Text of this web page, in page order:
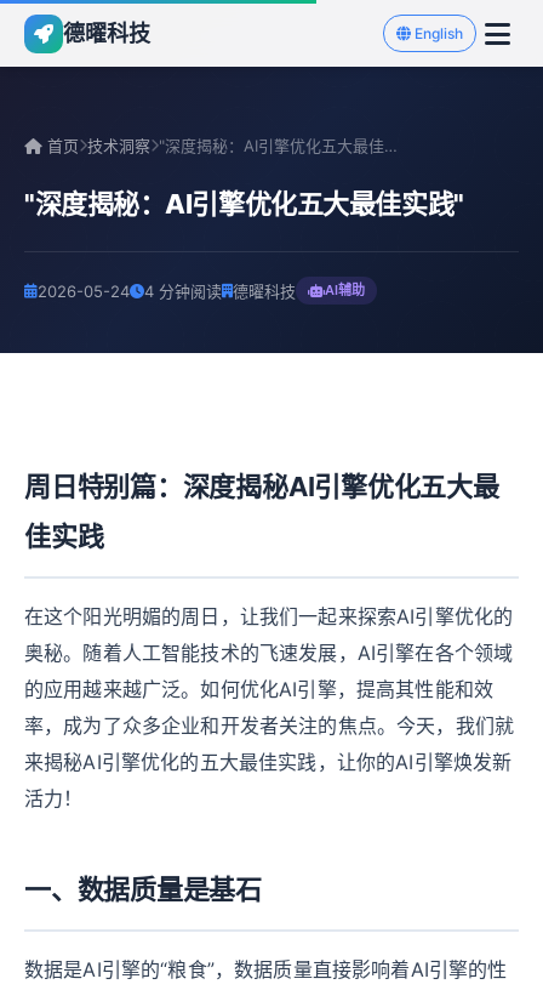
德曜科技 English
首页 技术洞察 "深度揭秘：AI引擎优化五大最佳实践"
"深度揭秘：AI引擎优化五大最佳实践"
2026-05-24 4 分钟阅读 德曜科技 AI辅助
周日特别篇：深度揭秘AI引擎优化五大最
佳实践
在这个阳光明媚的周日，让我们一起来探索AI引擎优化的
奥秘。随着人工智能技术的飞速发展，AI引擎在各个领域
的应用越来越广泛。如何优化AI引擎，提高其性能和效
率，成为了众多企业和开发者关注的焦点。今天，我们就
来揭秘AI引擎优化的五大最佳实践，让你的AI引擎焕发新
活力！
一、数据质量是基石
数据是AI引擎的“粮食”，数据质量直接影响着AI引擎的性